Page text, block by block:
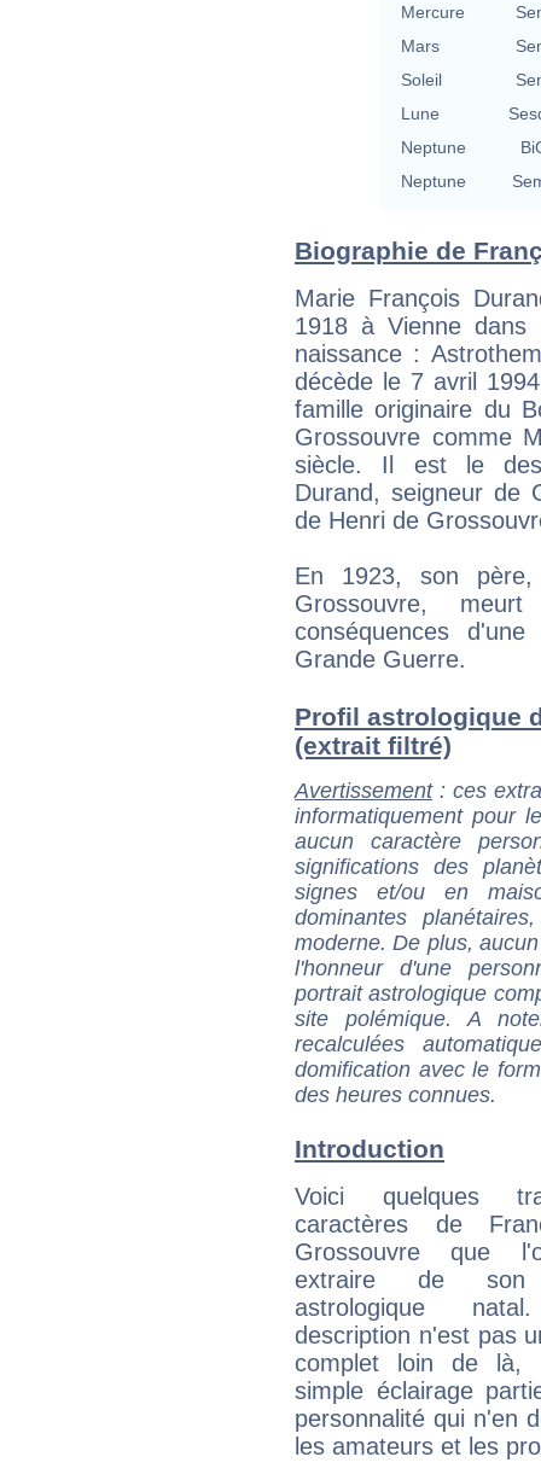
Mercure
Mars
Soleil
Lune
Neptune
Neptune
Biographie de
Marie François
1918 à Vienne dans
naissance :
décède le 7 avril
famille originaire du
Grossouvre comme
siècle. Il est le
Durand, seigneur de
de Henri de
En 1923, son
Grossouvre,
conséquences
Grande Guerre.
Profil astrologique
(extrait filtré)
Avertissement: ces
informatiquement pour
aucun caractère
significations des
signes et/ou en
dominantes
moderne. De plus,
l'honneur d'une
portrait astrologique
site polémique. A
recalculées
domification avec le
des heures connues.
Introduction
Voici quelques
caractères de
Grossouvre que
extraire de son
astrologique
description n'est pas
complet loin de là,
simple éclairage
personnalité qui n'en
les amateurs et les